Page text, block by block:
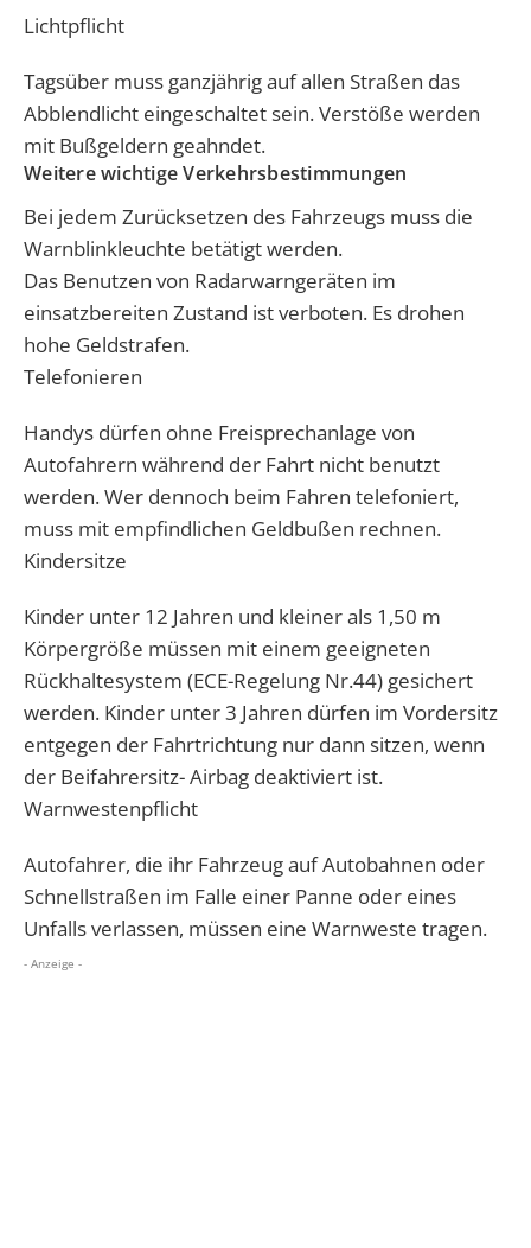
Lichtpflicht
Tagsüber muss ganzjährig auf allen Straßen das
Abblendlicht eingeschaltet sein. Verstöße werden
mit Bußgeldern geahndet.
Weitere wichtige Verkehrsbestimmungen
Bei jedem Zurücksetzen des Fahrzeugs muss die
Warnblinkleuchte betätigt werden.
Das Benutzen von Radarwarngeräten im
einsatzbereiten Zustand ist verboten. Es drohen
hohe Geldstrafen.
Telefonieren
Handys dürfen ohne Freisprechanlage von
Autofahrern während der Fahrt nicht benutzt
werden. Wer dennoch beim Fahren telefoniert,
muss mit empfindlichen Geldbußen rechnen.
Kindersitze
Kinder unter 12 Jahren und kleiner als 1,50 m
Körpergröße müssen mit einem geeigneten
Rückhaltesystem (ECE-Regelung Nr.44) gesichert
werden. Kinder unter 3 Jahren dürfen im Vordersitz
entgegen der Fahrtrichtung nur dann sitzen, wenn
der Beifahrersitz- Airbag deaktiviert ist.
Warnwestenpflicht
Autofahrer, die ihr Fahrzeug auf Autobahnen oder
Schnellstraßen im Falle einer Panne oder eines
Unfalls verlassen, müssen eine Warnweste tragen.
- Anzeige -